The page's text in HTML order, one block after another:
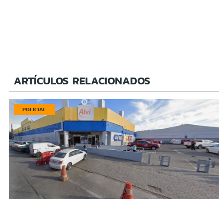
ARTÍCULOS RELACIONADOS
POLICIAL